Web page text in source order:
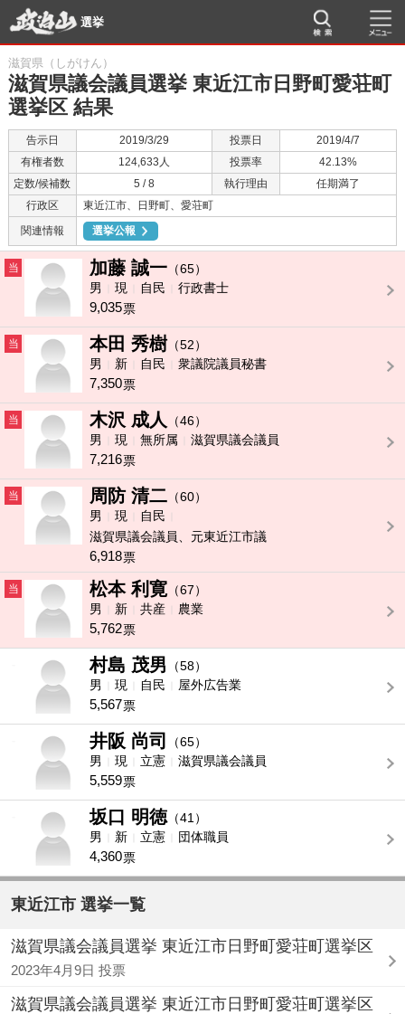
選挙
滋賀県（しがけん）
滋賀県議会議員選挙 東近江市日野町愛荘町
選挙区 結果
告示日 2019/3/29 投票日
2019/4/7
有権者数
124,633人 投票率
42.13%
定数/候補数
5 / 8 執行理由
任期満了
行政区
東近江市、日野町、愛荘町
関連情報
選挙公報
当 加藤 誠一 （65）
男
現 自民 行政書士
9,035票
当 本田 秀樹（52）
男
新 自民 衆議院議員秘書
7,350票
当 木沢 成人
（46）
男
現 無所属 滋賀県議会議員
7,216票
当 周防 清二 （60）
男
現
自民
滋賀県議会議員、元東近江市議
6,918票
当 松本 利寛 （67）
男
新 共産 農業
5,762票
村島 茂男
（58）
男
現 自民 屋外広告業
5,567票
井阪 尚司
（65）
男
現 立憲 滋賀県議会議員
5,559票
坂口 明徳 （41）
男
新 立憲 団体職員
4,360票
東近江市 選挙一覧
滋賀県議会議員選挙 東近江市日野町愛荘町選挙区
2023年4月9日 投票
滋賀県議会議員選挙 東近江市日野町愛荘町選挙区